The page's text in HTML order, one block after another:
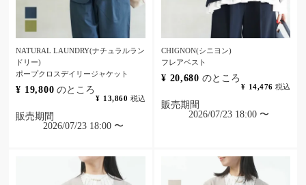
NATURAL LAUNDRY(ナチュラルラン
ドリー)
ポープクロスデイリージャケット
¥ 19,800 のところ
¥ 13,860 税込
販売期間
2026/07/23 18:00 〜
CHIGNON(シニヨン)
フレアベスト
¥ 20,680 のところ
¥ 14,476 税込
販売期間
2026/07/23 18:00 〜